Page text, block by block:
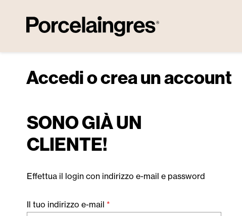
Accedi o crea un account
SONO GIÀ UN
CLIENTE!
Effettua il login con indirizzo e-mail e password
Il tuo indirizzo e-mail *